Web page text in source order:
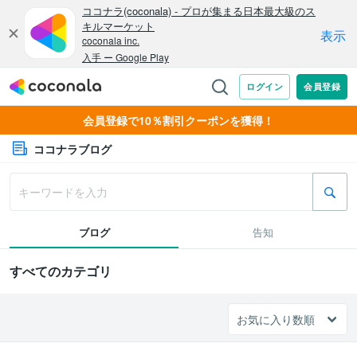
会員登録で10％割引クーポンを獲得！
ココナラブログ
ブログ 告知
すべてのカテゴリ